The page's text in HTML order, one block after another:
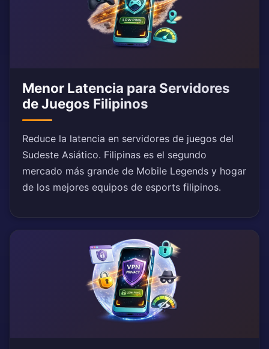
Menor Latencia para Servidores
de Juegos Filipinos
Reduce la latencia en servidores de juegos del
Sudeste Asiático. Filipinas es el segundo
mercado más grande de Mobile Legends y hogar
de los mejores equipos de esports filipinos.